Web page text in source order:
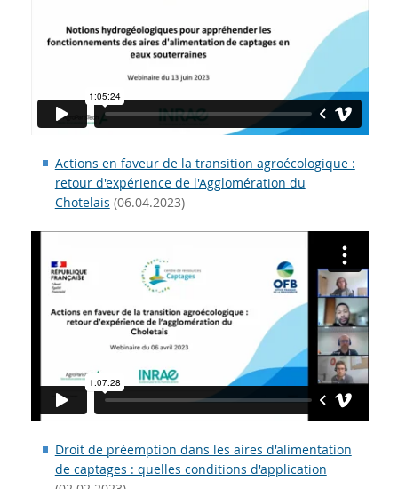
Actions en faveur de la transition agroécologique :
retour d'expérience de l'Agglomération du
Chotelais (06.04.2023)
Droit de préemption dans les aires d'alimentation
de captages : quelles conditions d'application